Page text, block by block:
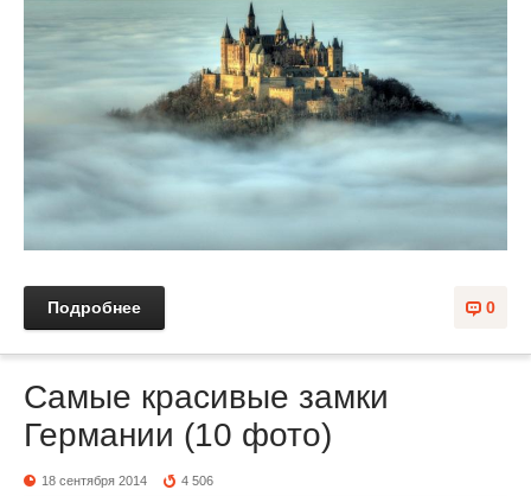
0
Подробнее
Самые красивые замки
Германии (10 фото)
18 сентября 2014 4 506